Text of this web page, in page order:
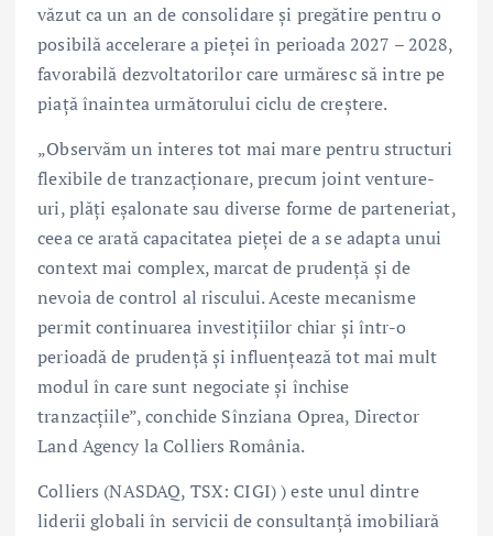
văzut ca un an de consolidare și pregătire pentru o
posibilă accelerare a pieței în perioada 2027 – 2028,
favorabilă dezvoltatorilor care urmăresc să intre pe
piață înaintea următorului ciclu de creștere.
„Observăm un interes tot mai mare pentru structuri
flexibile de tranzacționare, precum joint venture-
uri, plăți eșalonate sau diverse forme de parteneriat,
ceea ce arată capacitatea pieței de a se adapta unui
context mai complex, marcat de prudență și de
nevoia de control al riscului. Aceste mecanisme
permit continuarea investițiilor chiar și într-o
perioadă de prudență și influențează tot mai mult
modul în care sunt negociate și închise
tranzacțiile”, conchide Sînziana Oprea, Director
Land Agency la Colliers România.
Colliers (NASDAQ, TSX: CIGI) ) este unul dintre
liderii globali în servicii de consultanță imobiliară